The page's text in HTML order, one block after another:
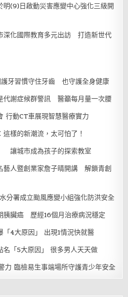
(9)日啟動災害應變中心強化三級開
深化國際教育多元出訪 打造新世代
牙習慣守住牙齒 也守護全身健康
代謝症候群警訊 醫籲每月量一次腰
行動CT車展現智慧醫療實力
樣的新潮流，太可怕了！
讓城市成為孩子的探索教室
藝人暨創業家詹子晴開講 解鎖青創
分署成立颱風應變小組強化防洪安全
胰臟癌 歷經16個月治療病況穩定
4大原因」 出現1情況快就醫
名「5大原因」 很多男人天天做
力 臨檢易生事端場所守護青少年安全